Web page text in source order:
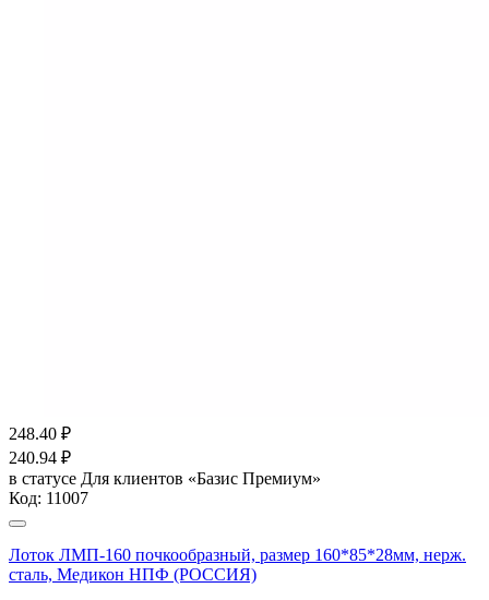
248.40 ₽
240.94 ₽
в статусе Для клиентов «Базис Премиум»
Код: 11007
Лоток ЛМП-160 почкообразный, размер 160*85*28мм, нерж.
сталь, Медикон НПФ (РОССИЯ)